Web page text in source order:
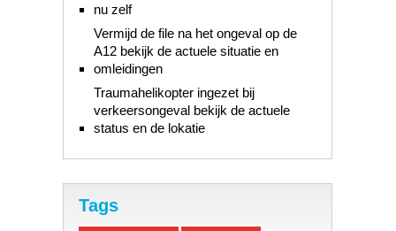
nu zelf
Vermijd de file na het ongeval op de
A12 bekijk de actuele situatie en
omleidingen
Traumahelikopter ingezet bij
verkeersongeval bekijk de actuele
status en de lokatie
Tags